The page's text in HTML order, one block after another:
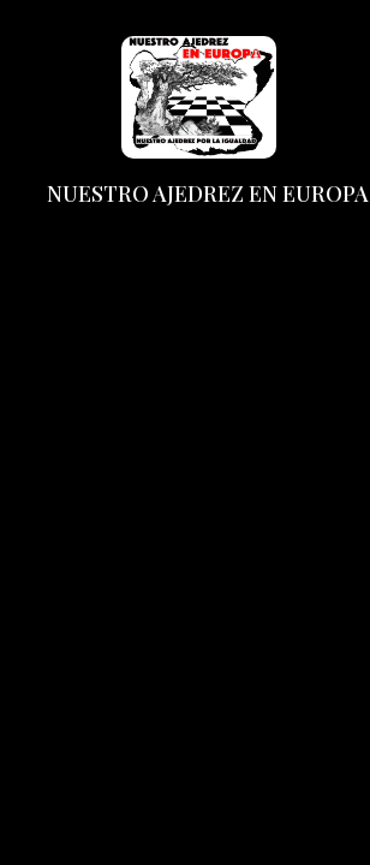
NUESTRO AJEDREZ EN EUROPA